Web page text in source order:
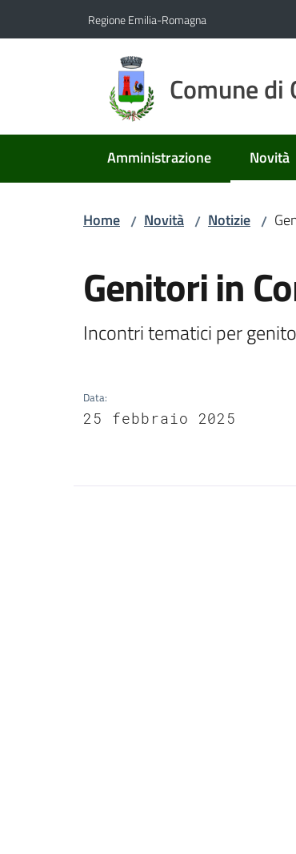
Regione Emilia-Romagna
Comune di
Amministrazione Novità
Menu
Home / Novità / Notizie /
Genitori in
Incontri tematici per
Data:
25 febbraio 2025